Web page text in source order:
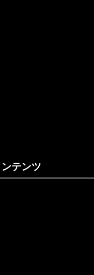
テンツ